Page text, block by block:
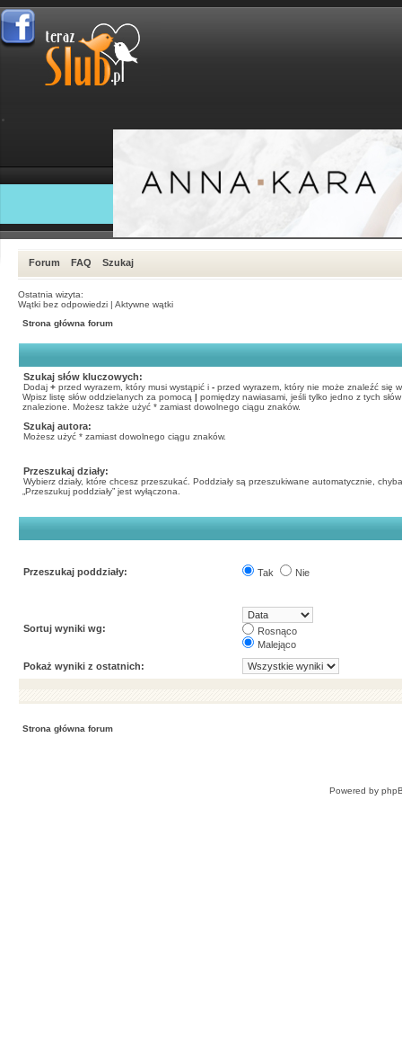
Forum FAQ Szukaj
Ostatnia wizyta:
Wątki bez odpowiedzi | Aktywne wątki
Strona główna forum
Szukaj słów kluczowych:
Dodaj + przed wyrazem, który musi wystąpić i - przed wyrazem, który nie może znaleźć się
Wpisz listę słów oddzielanych za pomocą | pomiędzy nawiasami, jeśli tylko jedno z tych
znalezione. Możesz także użyć * zamiast dowolnego ciągu znaków.
Szukaj autora:
Możesz użyć * zamiast dowolnego ciągu znaków.
Przeszukaj działy:
Wybierz działy, które chcesz przeszukać. Poddziały są przeszukiwane automatycznie,
„Przeszukuj poddziały” jest wyłączona.
Przeszukaj poddziały: Tak Nie
Sortuj wyniki wg:
Rosnąco
Malejąco
Pokaż wyniki z ostatnich:
Strona główna forum
Powered by